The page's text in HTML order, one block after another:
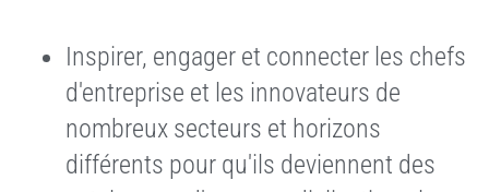
Inspirer, engager et connecter les chefs
d'entreprise et les innovateurs de
nombreux secteurs et horizons
différents pour qu'ils deviennent des